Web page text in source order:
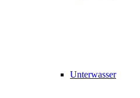
Unterwasser